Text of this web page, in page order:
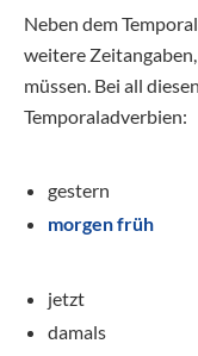
Neben dem
weitere
müssen. Bei all
Temporaladverbien:
gestern
morgen früh
jetzt
damals